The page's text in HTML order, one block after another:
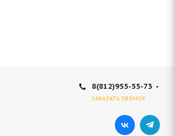
8(812)955-55-73
ЗАКАЗАТЬ ЗВОНОК